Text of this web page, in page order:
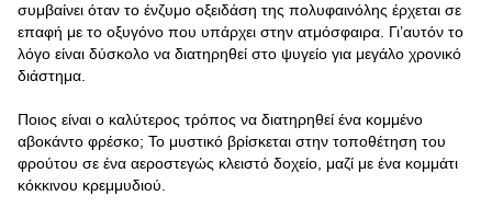
συμβαίνει όταν το ένζυμο οξειδάση της πολυφαινόλης έρχεται σε
επαφή με το οξυγόνο που υπάρχει στην ατμόσφαιρα. Γι’αυτόν το
λόγο είναι δύσκολο να διατηρηθεί στο ψυγείο για μεγάλο χρονικό
διάστημα.
Ποιος είναι ο καλύτερος τρόπος να διατηρηθεί ένα κομμένο
αβοκάντο φρέσκο; Το μυστικό βρίσκεται στην τοποθέτηση του
φρούτου σε ένα αεροστεγώς κλειστό δοχείο, μαζί με ένα κομμάτι
κόκκινου κρεμμυδιού.